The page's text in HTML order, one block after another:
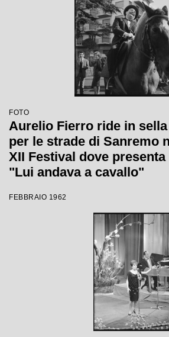
FOTO
Aurelio Fierro ride in
per le strade di Sanremo
XII Festival dove
"Lui andava a cavallo"
FEBBRAIO 1962